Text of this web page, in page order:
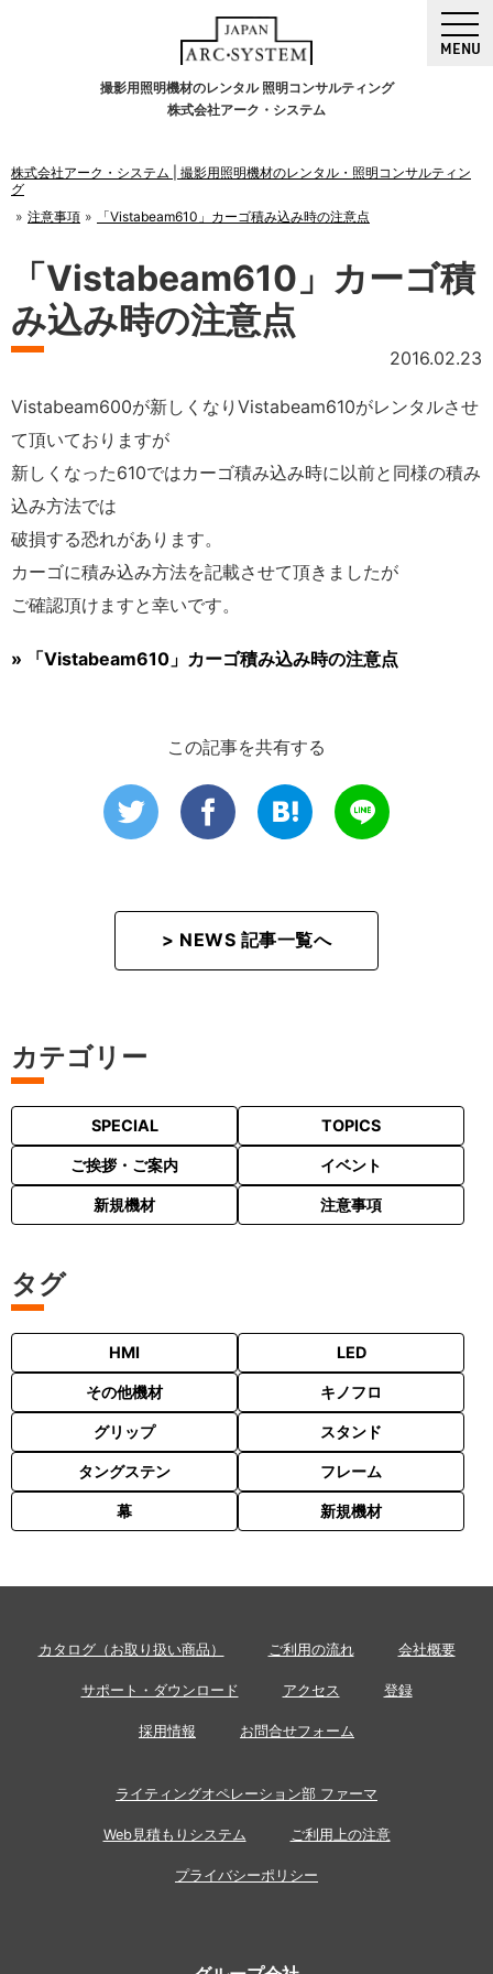
撮影用照明機材のレンタル 照明コンサルティング
株式会社アーク・システム
MENU
株式会社アーク・システム | 撮影用照明機材のレンタル・照明コンサルティン
グ
注意事項
「Vistabeam610」カーゴ積み込み時の注意点
「Vistabeam610」カーゴ積
み込み時の注意点
2016.02.23
Vistabeam600が新しくなりVistabeam610がレンタルさせ
て頂いておりますが
新しくなった610ではカーゴ積み込み時に以前と同様の積み
込み方法では
破損する恐れがあります。
カーゴに積み込み方法を記載させて頂きましたが
ご確認頂けますと幸いです。
» 「Vistabeam610」カーゴ積み込み時の注意点
この記事を共有する
> NEWS 記事一覧へ
カテゴリー
SPECIAL TOPICS
ご挨拶・ご案内 イベント
新規機材 注意事項
タグ
HMI LED
その他機材 キノフロ
グリップ スタンド
タングステン フレーム
幕 新規機材
カタログ（お取り扱い商品） ご利用の流れ 会社概要
サポート・ダウンロード アクセス 登録
採用情報 お問合せフォーム
ライティングオペレーション部 ファーマ
Web見積もりシステム ご利用上の注意
プライバシーポリシー